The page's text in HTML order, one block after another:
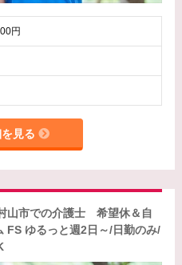
円
見る
山市での介護士 希望休＆自
FS ゆるっと週2日～/日勤のみ/